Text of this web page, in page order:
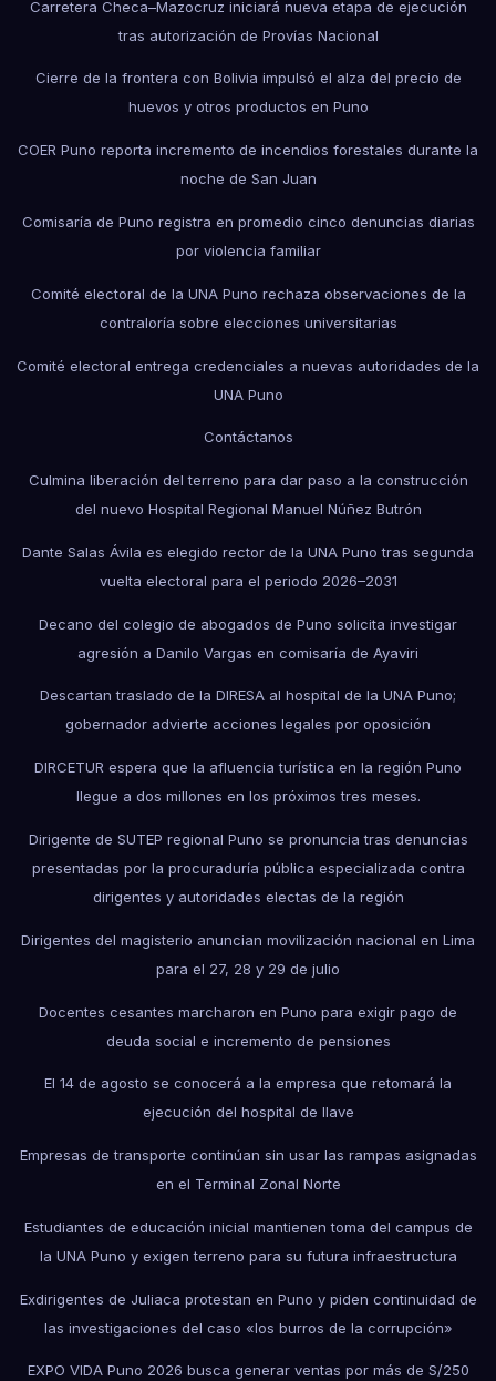
Carretera Checa–Mazocruz iniciará nueva etapa de ejecución
tras autorización de Provías Nacional
Cierre de la frontera con Bolivia impulsó el alza del precio de
huevos y otros productos en Puno
COER Puno reporta incremento de incendios forestales durante la
noche de San Juan
Comisaría de Puno registra en promedio cinco denuncias diarias
por violencia familiar
Comité electoral de la UNA Puno rechaza observaciones de la
contraloría sobre elecciones universitarias
Comité electoral entrega credenciales a nuevas autoridades de la
UNA Puno
Contáctanos
Culmina liberación del terreno para dar paso a la construcción
del nuevo Hospital Regional Manuel Núñez Butrón
Dante Salas Ávila es elegido rector de la UNA Puno tras segunda
vuelta electoral para el periodo 2026–2031
Decano del colegio de abogados de Puno solicita investigar
agresión a Danilo Vargas en comisaría de Ayaviri
Descartan traslado de la DIRESA al hospital de la UNA Puno;
gobernador advierte acciones legales por oposición
DIRCETUR espera que la afluencia turística en la región Puno
llegue a dos millones en los próximos tres meses.
Dirigente de SUTEP regional Puno se pronuncia tras denuncias
presentadas por la procuraduría pública especializada contra
dirigentes y autoridades electas de la región
Dirigentes del magisterio anuncian movilización nacional en Lima
para el 27, 28 y 29 de julio
Docentes cesantes marcharon en Puno para exigir pago de
deuda social e incremento de pensiones
El 14 de agosto se conocerá a la empresa que retomará la
ejecución del hospital de Ilave
Empresas de transporte continúan sin usar las rampas asignadas
en el Terminal Zonal Norte
Estudiantes de educación inicial mantienen toma del campus de
la UNA Puno y exigen terreno para su futura infraestructura
Exdirigentes de Juliaca protestan en Puno y piden continuidad de
las investigaciones del caso «los burros de la corrupción»
EXPO VIDA Puno 2026 busca generar ventas por más de S/250